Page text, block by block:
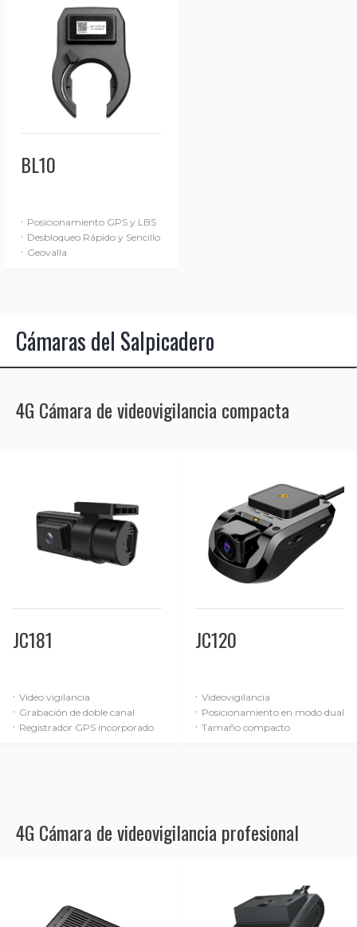
BL10
· Posicionamiento GPS y LBS
· Desbloqueo Rápido y Sencillo
· Geovalla
Cámaras del Salpicadero
4G Cámara de videovigilancia compacta
JC181
· Video vigilancia
· Grabación de doble canal
· Registrador GPS incorporado
JC120
· Videovigilancia
· Posicionamiento en modo dual
· Tamaño compacto
4G Cámara de videovigilancia profesional